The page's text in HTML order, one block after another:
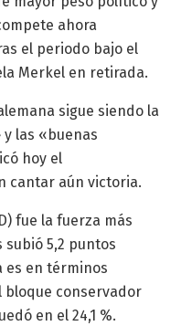
ahora
el periodo bajo el
Merkel en retirada.
sigue siendo la
las «buenas
hoy el
cantar aún victoria.
fue la fuerza más
subió 5,2 puntos
es en términos
bloque conservador
en el 24,1 %.